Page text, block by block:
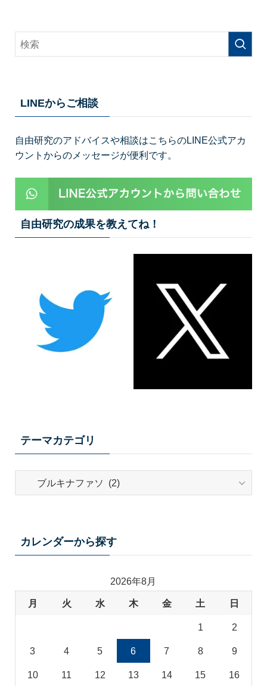
LINEからご相談
自由研究のアドバイスや相談はこちらのLINE公式アカ
ウントからのメッセージが便利です。
自由研究の成果を教えてね！
テーマカテゴリ
カレンダーから探す
2026年8月
月 火 水 木 金 土 日
1 2
3 4 5 6 7 8 9
10 11 12 13 14 15 16